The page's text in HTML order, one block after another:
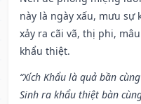
này là ngày xấu, mưu sự
xảy ra cãi vã, thị phi,
khẩu thiệt.
“Xích Khẩu là quả bần cùng
Sinh ra khẩu thiệt bàn